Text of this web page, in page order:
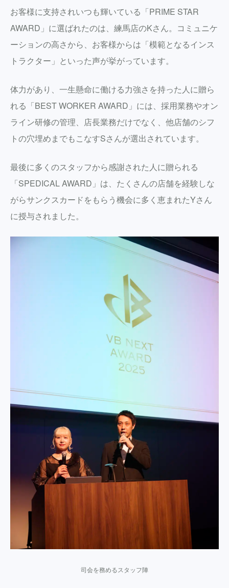
お客様に支持されいつも輝いている「PRIME STAR
AWARD」に選ばれたのは、練馬店のKさん。コミュニケ
ーションの高さから、お客様からは「模範となるインス
トラクター」といった声が挙がっています。
体力があり、一生懸命に働ける力強さを持った人に贈ら
れる「BEST WORKER AWARD」には、採用業務やオン
ライン研修の管理、店長業務だけでなく、他店舗のシフ
トの穴埋めまでもこなすSさんが選出されています。
最後に多くのスタッフから感謝された人に贈られる
「SPEDICAL AWARD」は、たくさんの店舗を経験しな
がらサンクスカードをもらう機会に多く恵まれたYさん
に授与されました。
司会を務めるスタッフ陣